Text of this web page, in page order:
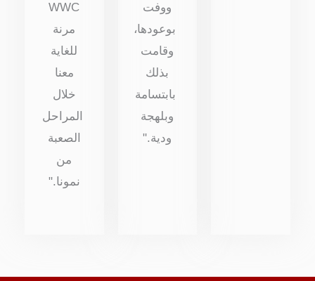
ووفت
بوعودها،
وقامت
بذلك
بابتسامة
وبلهجة
ودية."
WWC
مرنة
للغاية
معنا
خلال
المراحل
الصعبة
من
نمونا."